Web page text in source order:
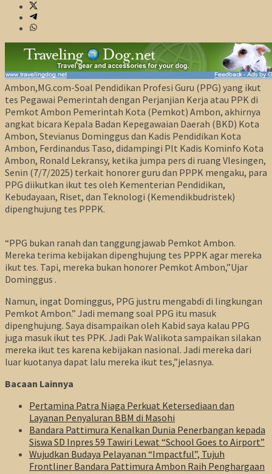
Ambon,MG.com-Soal Pendidikan Profesi Guru (PPG) yang ikut
tes Pegawai Pemerintah dengan Perjanjian Kerja atau PPK di
Pemkot Ambon Pemerintah Kota (Pemkot) Ambon, akhirnya
angkat bicara Kepala Badan Kepegawaian Daerah (BKD) Kota
Ambon, Stevianus Dominggus dan Kadis Pendidikan Kota
Ambon, Ferdinandus Taso, didampingi Plt Kadis Kominfo Kota
Ambon, Ronald Lekransy, ketika jumpa pers di ruang Vlesingen,
Senin (7/7/2025) terkait honorer guru dan PPPK mengaku, para
PPG diikutkan ikut tes oleh Kementerian Pendidikan,
Kebudayaan, Riset, dan Teknologi (Kemendikbudristek)
dipenghujung tes PPPK.
“PPG bukan ranah dan tanggungjawab Pemkot Ambon.
Mereka terima kebijakan dipenghujung tes PPPK agar mereka
ikut tes. Tapi, mereka bukan honorer Pemkot Ambon,”Ujar
Dominggus .
Namun, ingat Dominggus, PPG justru mengabdi di lingkungan
Pemkot Ambon.” Jadi memang soal PPG itu masuk
dipenghujung. Saya disampaikan oleh Kabid saya kalau PPG
juga masuk ikut tes PPK. Jadi Pak Walikota sampaikan silakan
mereka ikut tes karena kebijakan nasional. Jadi mereka dari
luar kuotanya dapat lalu mereka ikut tes,”jelasnya.
Bacaan Lainnya
Pertamina Patra Niaga Perkuat Ketersediaan dan
Layanan Penyaluran BBM di Masohi
Bandara Pattimura Kenalkan Dunia Penerbangan kepada
Siswa SD Inpres 59 Tawiri Lewat “School Goes to Airport”
Wujudkan Budaya Pelayanan “Impactful”, Tujuh
Frontliner Bandara Pattimura Ambon Raih Penghargaan